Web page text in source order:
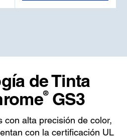
de Tinta
®GS3
con alta precisión de color,
con la certificación UL